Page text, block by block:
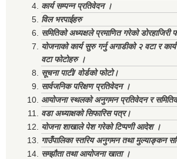
कार्य सम्पन्न प्रतिवेदन ।
विल भरपाईहरु
समितिको अध्यक्षले प्रमाणित गरेको डोरहाजिरी
योजनाको कार्य सुरु गर्नु अगाडीको २ वटा र
वटा फोटोहरु ।
सूचना पाटी/ वोर्डको फोटो।
सार्वजनिक परिक्षण प्रतिवेदन ।
आयोजना स्थलको अनुगमन प्रतिवेदन र
वडा अध्याक्षको सिफारिस पत्र।
योजना शाखाले पेश गरेको टिप्पणी आदेश ।
गाउँपालिका स्तरिय अनुगमन तथा मुल्याङ्कन
सम्झौता तथा आयोजना खाता ।